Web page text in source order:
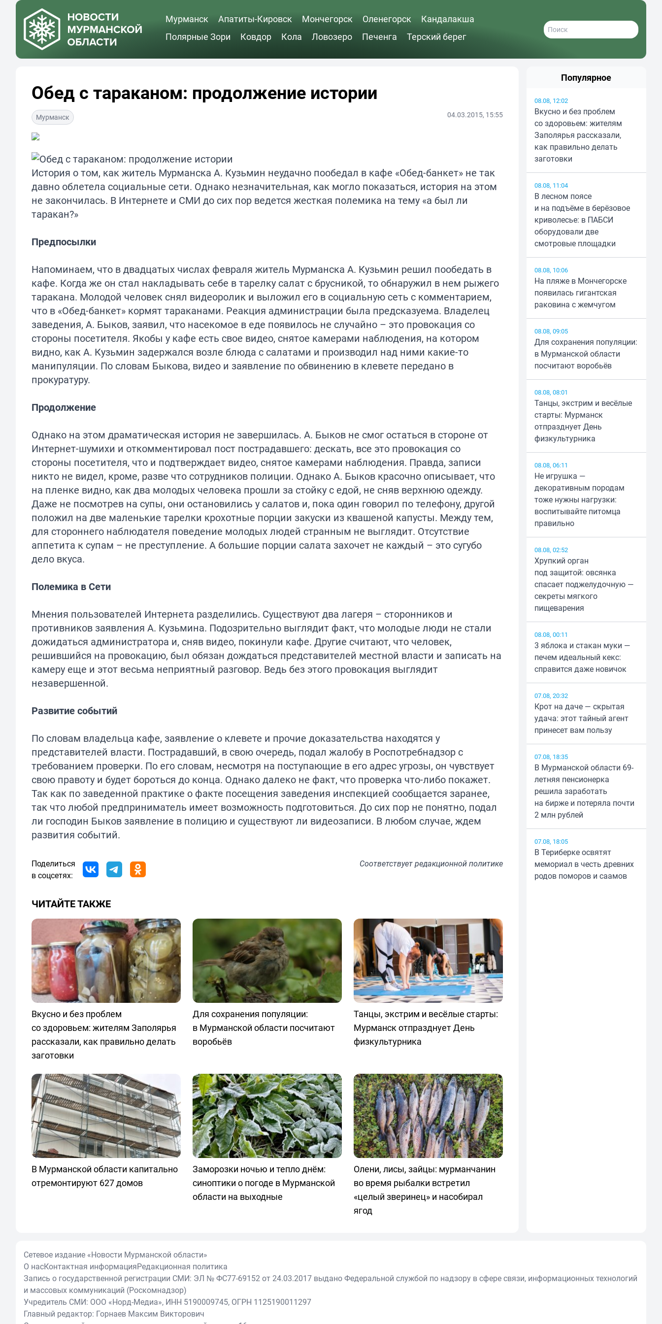
Мурманск Апатиты-Кировск Мончегорск Оленегорск
Кандалакша
Полярные Зори
Ковдор Кола Ловозеро Печенга Терский берег
Обед с тараканом: продолжение истории
Мурманск 04.03.2015, 15:55
История о том, как житель Мурманска А. Кузьмин неудачно пообедал в кафе «Обед-банкет» не так
давно облетела социальные сети. Однако незначительная, как могло показаться, история на этом
не закончилась. В Интернете и СМИ до сих пор ведется жесткая полемика на тему «а был ли
таракан?»
Предпосылки
Напоминаем, что в двадцатых числах февраля житель Мурманска А. Кузьмин решил пообедать в
кафе. Когда же он стал накладывать себе в тарелку салат с брусникой, то обнаружил в нем рыжего
таракана. Молодой человек снял видеоролик и выложил его в социальную сеть с комментарием,
что в «Обед-банкет» кормят тараканами. Реакция администрации была предсказуема. Владелец
заведения, А. Быков, заявил, что насекомое в еде появилось не случайно – это провокация со
стороны посетителя. Якобы у кафе есть свое видео, снятое камерами наблюдения, на котором
видно, как А. Кузьмин задержался возле блюда с салатами и производил над ними какие-то
манипуляции. По словам Быкова, видео и заявление по обвинению в клевете передано в
прокуратуру.
Продолжение
Однако на этом драматическая история не завершилась. А. Быков не смог остаться в стороне от
Интернет-шумихи и откомментировал пост пострадавшего: дескать, все это провокация со
стороны посетителя, что и подтверждает видео, снятое камерами наблюдения. Правда, записи
никто не видел, кроме, разве что сотрудников полиции. Однако А. Быков красочно описывает, что
на пленке видно, как два молодых человека прошли за стойку с едой, не сняв верхнюю одежду.
Даже не посмотрев на супы, они остановились у салатов и, пока один говорил по телефону, другой
положил на две маленькие тарелки крохотные порции закуски из квашеной капусты. Между тем,
для стороннего наблюдателя поведение молодых людей странным не выглядит. Отсутствие
аппетита к супам – не преступление. А большие порции салата захочет не каждый – это сугубо
дело вкуса.
Полемика в Сети
Мнения пользователей Интернета разделились. Существуют два лагеря – сторонников и
противников заявления А. Кузьмина. Подозрительно выглядит факт, что молодые люди не стали
дожидаться администратора и, сняв видео, покинули кафе. Другие считают, что человек,
решившийся на провокацию, был обязан дождаться представителей местной власти и записать на
камеру еще и этот весьма неприятный разговор. Ведь без этого провокация выглядит
незавершенной.
Развитие событий
По словам владельца кафе, заявление о клевете и прочие доказательства находятся у
представителей власти. Пострадавший, в свою очередь, подал жалобу в Роспотребнадзор с
требованием проверки. По его словам, несмотря на поступающие в его адрес угрозы, он чувствует
свою правоту и будет бороться до конца. Однако далеко не факт, что проверка что-либо покажет.
Так как по заведенной практике о факте посещения заведения инспекцией сообщается заранее,
так что любой предприниматель имеет возможность подготовиться. До сих пор не понятно, подал
ли господин Быков заявление в полицию и существуют ли видеозаписи. В любом случае, ждем
развития событий.
Поделиться
в соцсетях:
Соответствуетредакционной политике
ЧИТАЙТЕ ТАКЖЕ
Вкусно и без проблем
со здоровьем: жителям Заполярья
рассказали, как правильно делать
заготовки
Для сохранения популяции:
в Мурманской области посчитают
воробьёв
Танцы, экстрим и весёлые старты:
Мурманск отпразднует День
физкультурника
В Мурманской области капитально
отремонтируют 627 домов
Заморозки ночью и тепло днём:
синоптики о погоде в Мурманской
области на выходные
Олени, лисы, зайцы: мурманчанин
во время рыбалки встретил
«целый зверинец» и насобирал
ягод
Популярное
08.08, 12:02
Вкусно и без проблем
со здоровьем: жителям
Заполярья рассказали,
как правильно делать
заготовки
08.08, 11:04
В лесном поясе
и на подъёме в берёзовое
криволесье: в ПАБСИ
оборудовали две
смотровые площадки
08.08, 10:06
На пляже в Мончегорске
появилась гигантская
раковина с жемчугом
08.08, 09:05
Для сохранения популяции:
в Мурманской области
посчитают воробьёв
08.08, 08:01
Танцы, экстрим и весёлые
старты: Мурманск
отпразднует День
физкультурника
08.08, 06:11
Не игрушка —
декоративным породам
тоже нужны нагрузки:
воспитывайте питомца
правильно
08.08, 02:52
Хрупкий орган
под защитой: овсянка
спасает поджелудочную —
секреты мягкого
пищеварения
08.08, 00:11
3 яблока и стакан муки —
печем идеальный кекс:
справится даже новичок
07.08, 20:32
Крот на даче — скрытая
удача: этот тайный агент
принесет вам пользу
07.08, 18:35
В Мурманской области 69-
летняя пенсионерка
решила заработать
на бирже и потеряла почти
2 млн рублей
07.08, 18:05
В Териберке освятят
мемориал в честь древних
родов поморов и саамов
Сетевое издание «Новости Мурманской области»
О насКонтактная информацияРедакционная политика
Запись о государственной регистрации СМИ: ЭЛ № ФС77-69152 от 24.03.2017 выдано Федеральной службой по надзору в сфере связи, информационных технологий
и массовых коммуникаций (Роскомнадзор)
Учредитель СМИ: ООО «Норд-Медиа», ИНН 5190009745, ОГРН 1125190011297
Главный редактор: Горнаев Максим Викторович